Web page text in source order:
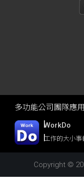
多功能公司團隊應用
WorkDo
工作的大小事
Copyright ©